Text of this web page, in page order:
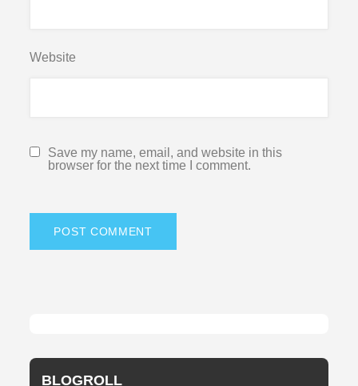
Website
Save my name, email, and website in this
browser for the next time I comment.
BLOGROLL